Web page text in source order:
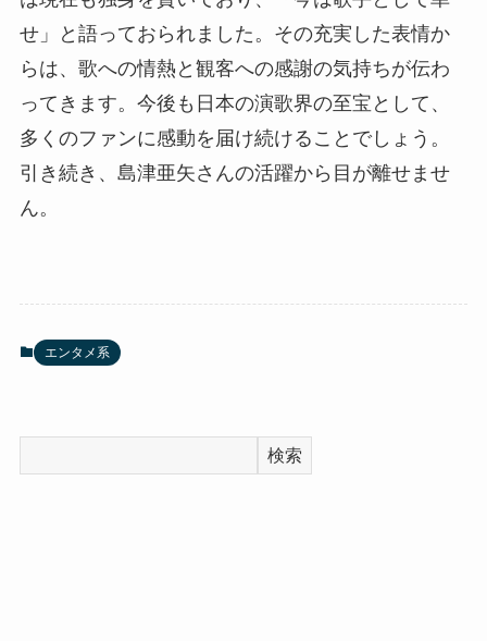
せ」と語っておられました。その充実した表情か
らは、歌への情熱と観客への感謝の気持ちが伝わ
ってきます。今後も日本の演歌界の至宝として、
多くのファンに感動を届け続けることでしょう。
引き続き、島津亜矢さんの活躍から目が離せませ
ん。
エンタメ系
検索